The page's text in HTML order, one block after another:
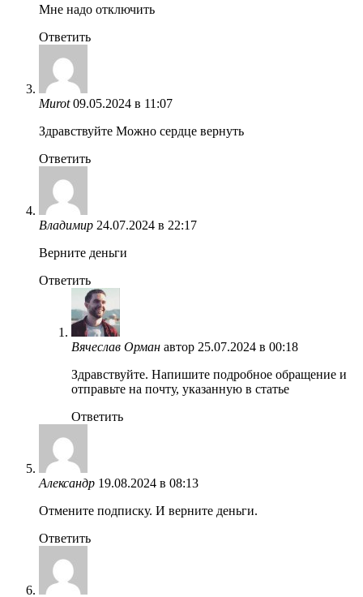
Мне надо отключить
Ответить
Murot 09.05.2024 в 11:07
Здравствуйте Можно сердце вернуть
Ответить
Владимир 24.07.2024 в 22:17
Верните деньги
Ответить
Вячеслав Орман автор 25.07.2024 в 00:18
Здравствуйте. Напишите подробное обращение и
отправьте на почту, указанную в статье
Ответить
Александр 19.08.2024 в 08:13
Отмените подписку. И верните деньги.
Ответить